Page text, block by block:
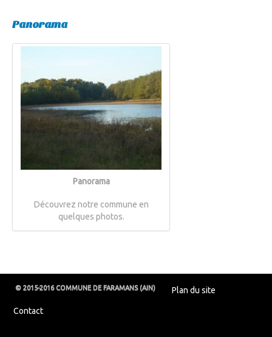
Panorama
Panorama
Découvrez notre commune en
quelques photos.
© 2015-2016 COMMUNE DE FARAMANS (AIN) Plan du site
Contact